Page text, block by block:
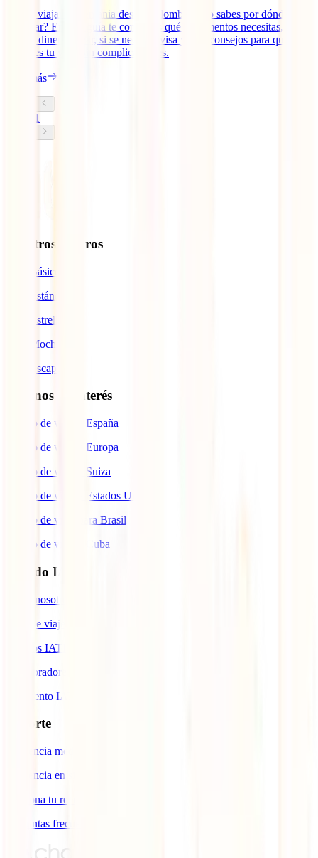
¿Vas a viajar a Alemania desde Colombia y no sabes por dónde
empezar? En esta guía te contamos qué documentos necesitas,
cuánto dinero llevar, si se necesita visa y más consejos para que
disfrutes tu viaje sin complicaciones.
Leer más
1
Nuestros seguros
IATI Básico
IATI Estándar
IATI Estrella
IATI Mochilero
IATI Escapadas
Destinos de interés
Seguro de viaje a España
Seguro de viaje a Europa
Seguro de viaje a Suiza
Seguro de viaje a Estados Unidos
Seguro de viaje para Brasil
Seguro de viaje a Cuba
Mundo IATI
Sobre nosotros
Blog de viajes
Premios IATI
Colaboradores IATI
Descuento IATI
Soporte
Asistencia médica en viajes
Asistencia en siniestros
Gestiona tu reembolso
Preguntas frecuentes